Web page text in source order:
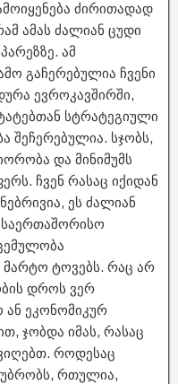
ძირითადად
ამას ძალიან ცუდი
ამ
გაჩერებულია ჩვენი
ევროკავშირში,
სტრატეგიული
სჯობს,
და მინიმუმს
ჩვენ რასაც იქიდან
ეს ძალიან
მარტო ტოვებს. რაც არ
დროს ვერ
ან ეკონომიკურ
ჯობდა იმას, რასაც
როდესაც
რთულია,